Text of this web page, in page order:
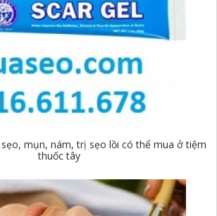
mụn, nám, trị sẹo lồi có thể mua ở tiệm
thuốc tây